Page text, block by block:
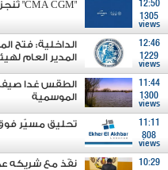
12:50
1305
views
"CMA CGM" تُنجز الاستحواذ على مجموعة فتّال
12:46
1229
views
الداخلية: فتح
المدير العام
11:44
1300
views
الطقس غدا
الموسمية
11:11
808
views
تحليق مسيّر فوق
10:29
نفّذ مع شريكه